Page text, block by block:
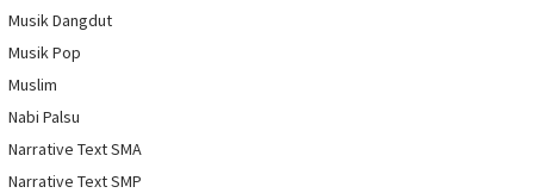
Musik Dangdut
Musik Pop
Muslim
Nabi Palsu
Narrative Text SMA
Narrative Text SMP